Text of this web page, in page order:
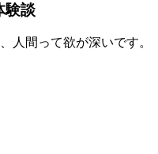
験談
人間って欲が深いです。